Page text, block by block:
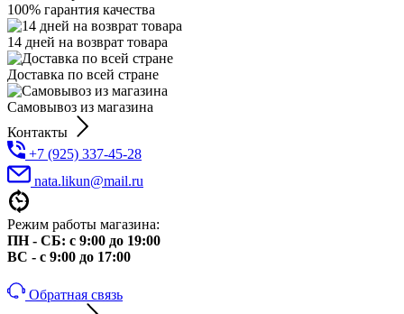
100% гарантия качества
14 дней на возврат товара
Доставка по всей стране
Самовывоз из магазина
Контакты
+7 (925) 337-45-28
nata.likun@mail.ru
Режим работы магазина:
ПН - СБ: с 9:00 до 19:00
ВС - с 9:00 до 17:00
Обратная связь